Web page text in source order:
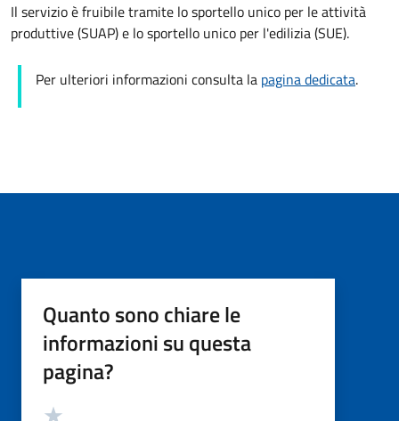
Il servizio è fruibile tramite lo sportello unico per le attività
produttive (SUAP) e lo sportello unico per l'edilizia (SUE).
Per ulteriori informazioni consulta la pagina dedicata.
Quanto sono chiare le
informazioni su questa
pagina?
Valutazione